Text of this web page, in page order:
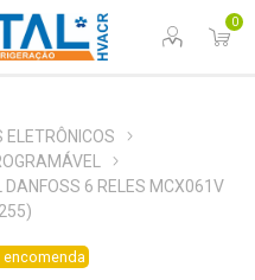
0
ELETRÔNICOS
6 RELES MCX061V
encomenda